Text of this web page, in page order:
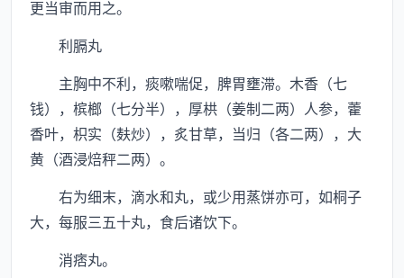
更当审而用之。
利膈丸
主胸中不利，痰嗽喘促，脾胃壅滞。木香（七
钱），槟榔（七分半），厚栱（姜制二两）人参，藿
香叶，枳实（麸炒），炙甘草，当归（各二两），大
黄（酒浸焙秤二两）。
右为细末，滴水和丸，或少用蒸饼亦可，如桐子
大，每服三五十丸，食后诸饮下。
消痞丸。